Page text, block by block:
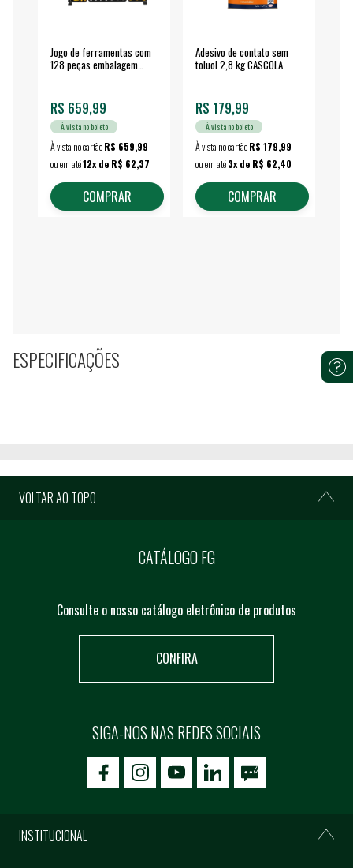
Jogo de ferramentas com
128 peças embalagem
R$ 659,99
À vista no boleto
À vista no cartãoR$ 659,99
ou em até12x de R$ 62,37
COMPRAR
Adesivo de contato sem
toluol 2,8 kg CASCOLA
R$ 179,99
À vista no boleto
À vista no cartãoR$ 179,99
ou em até3x de R$ 62,40
COMPRAR
ESPECIFICAÇÕES
VOLTAR AO TOPO
CATÁLOGO FG
Consulte o nosso catálogo eletrônico de produtos
CONFIRA
SIGA-NOS NAS REDES SOCIAIS
icon-facebookicon-social02icon-social03
INSTITUCIONAL